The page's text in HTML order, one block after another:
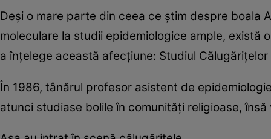
Deși o mare parte din ceea ce știm despre boala
moleculare la studii epidemiologice ample,
a înțelege această afecțiune: Studiul Călugărițelor
În 1986, tânărul profesor asistent de
atunci studiase bolile în comunități religioase,